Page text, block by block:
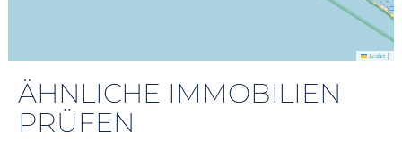
Leaflet |
ÄHNLICHE IMMOBILIEN
PRÜFEN